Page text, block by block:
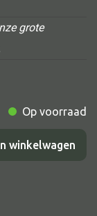
grote
Op voorraad
winkelwagen